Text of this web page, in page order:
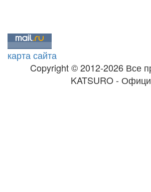
карта сайта
Copyright © 2012-2026 Все
KATSURO -